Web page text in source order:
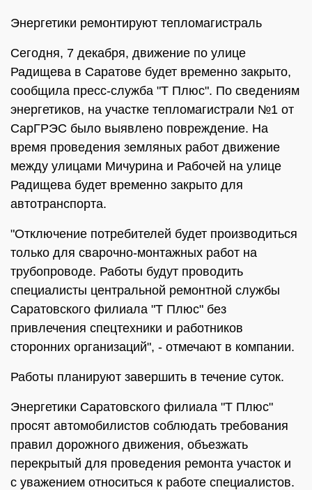
Энергетики ремонтируют тепломагистраль
Сегодня, 7 декабря, движение по улице
Радищева в Саратове будет временно закрыто,
сообщила пресс-служба "Т Плюс". По сведениям
энергетиков, на участке тепломагистрали №1 от
СарГРЭС было выявлено повреждение. На
время проведения земляных работ движение
между улицами Мичурина и Рабочей на улице
Радищева будет временно закрыто для
автотранспорта.
"Отключение потребителей будет производиться
только для сварочно-монтажных работ на
трубопроводе. Работы будут проводить
специалисты центральной ремонтной службы
Саратовского филиала "Т Плюс" без
привлечения спецтехники и работников
сторонних организаций", - отмечают в компании.
Работы планируют завершить в течение суток.
Энергетики Саратовского филиала "Т Плюс"
просят автомобилистов соблюдать требования
правил дорожного движения, объезжать
перекрытый для проведения ремонта участок и
с уважением относиться к работе специалистов.